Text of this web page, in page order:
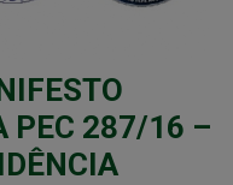
PEC 287/16 –